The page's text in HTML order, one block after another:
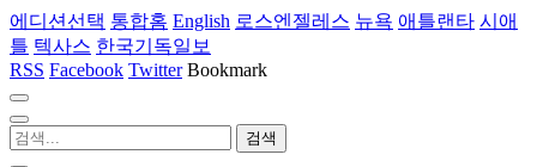
에디션선택 통합홈 English 로스엔젤레스 뉴욕 애틀랜타 시애
틀 텍사스 한국기독일보
RSS Facebook Twitter Bookmark